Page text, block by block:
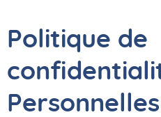
Politique de
Personnelles